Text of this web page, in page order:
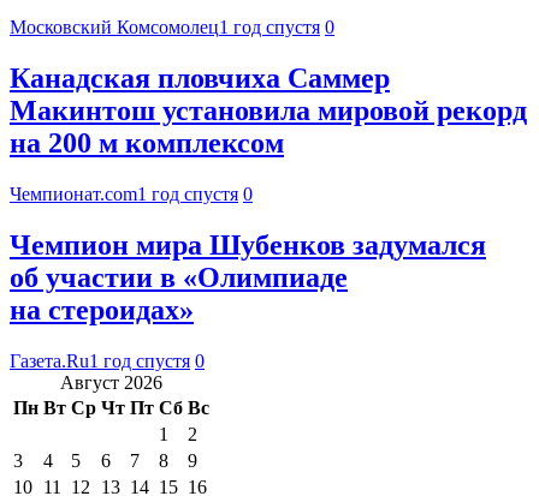
Московский Комсомолец1 год спустя 0
Канадская пловчиха Саммер
Макинтош установила мировой рекорд
на 200 м комплексом
Чемпионат.com1 год спустя 0
Чемпион мира Шубенков задумался
об участии в «Олимпиаде
на стероидах»
Газета.Ru1 год спустя 0
Август 2026
Пн Вт Ср Чт Пт Сб Вс
1
2
3
4 5 6 7 8
9
10 11 12 13 14 15 16